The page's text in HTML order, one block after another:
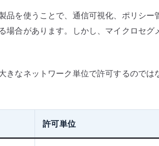
品を使うことで、通信可視化、ポリシ
場合があります。しかし、マイクロセ
きなネットワーク単位で許可するので
許可単位